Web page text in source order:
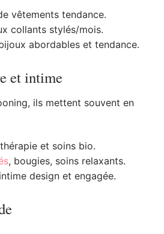
vêtements tendance.
collants stylés/mois.
abordables et tendance.
et intime
ils mettent souvent en
et soins bio.
, bougies, soins relaxants.
design et engagée.